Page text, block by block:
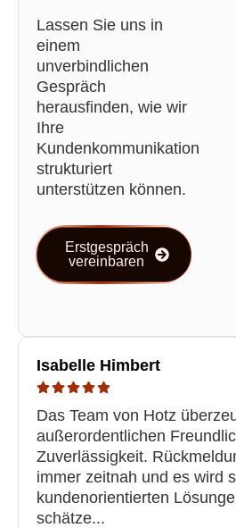
Lassen Sie uns in
einem
unverbindlichen
Gespräch
herausfinden, wie wir
Ihre
Kundenkommunikation
strukturiert
unterstützen können.
Erstgespräch
vereinbaren
Isabelle Himbert
Das Team von Hotz
außerordentlichen
Zuverlässigkeit.
immer zeitnah und es wird
kundenorientierten
schätze...